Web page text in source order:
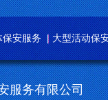
保安服务 大型活动保
服务有限公司